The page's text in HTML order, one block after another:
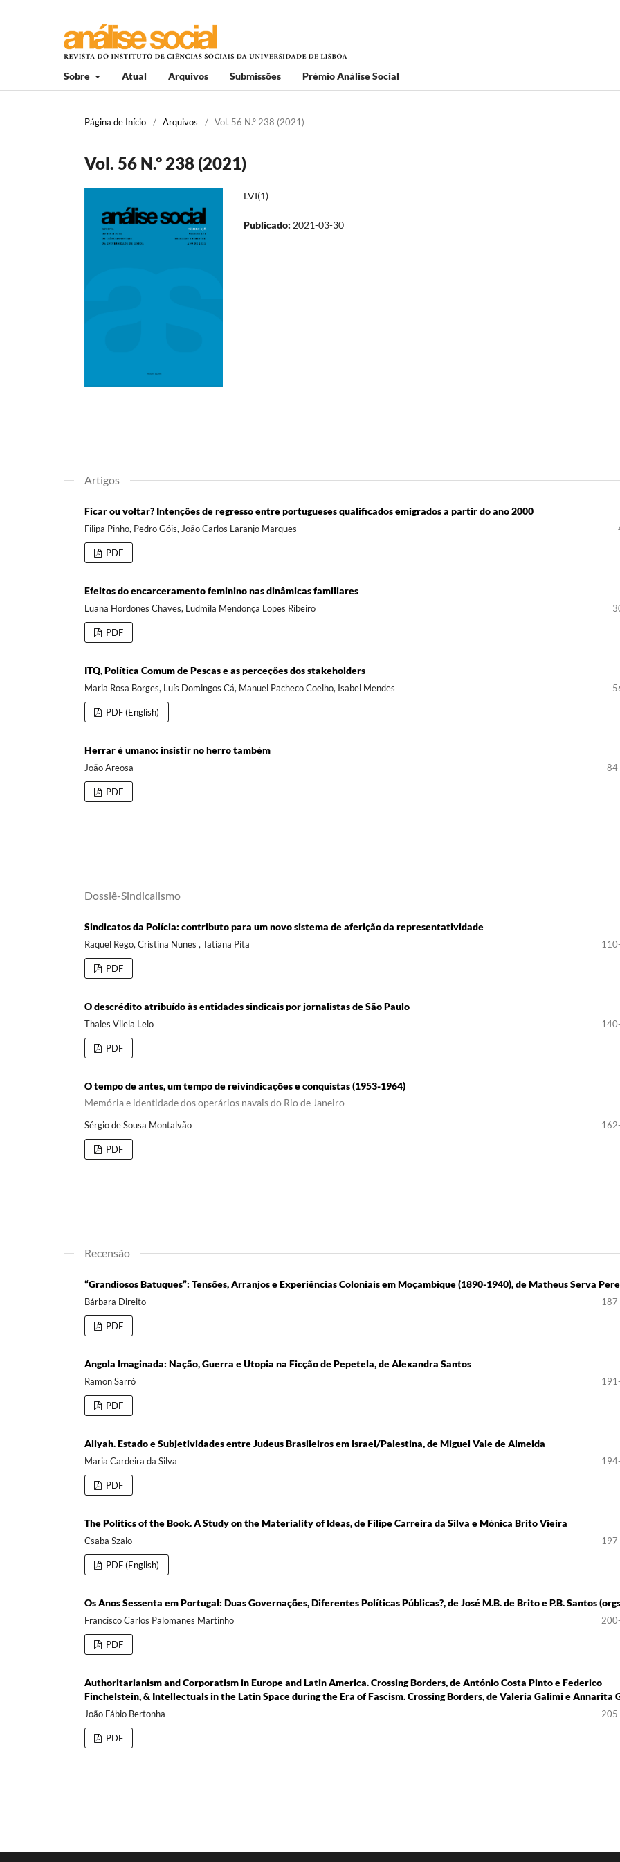
Sobre Atual Arquivos Submissões Prémio Análise Social
Página de Início / Arquivos / Vol. 56 N.º 238 (2021)
Vol. 56 N.º 238 (2021)
LVI(1)
Publicado: 2021-03-30
Artigos
Ficar ou voltar? Intenções de regresso entre portugueses qualificados emigrados a partir do ano 2000
Filipa Pinho, Pedro Góis, João Carlos Laranjo Marques
PDF
Efeitos do encarceramento feminino nas dinâmicas familiares
Luana Hordones Chaves, Ludmila Mendonça Lopes Ribeiro
PDF
ITQ, Política Comum de Pescas e as perceções dos stakeholders
Maria Rosa Borges, Luís Domingos Cá, Manuel Pacheco Coelho, Isabel Mendes
PDF (English)
Herrar é umano: insistir no herro também
João Areosa
PDF
Dossiê-Sindicalismo
Sindicatos da Polícia: contributo para um novo sistema de aferição da representatividade
Raquel Rego, Cristina Nunes , Tatiana Pita
PDF
O descrédito atribuído às entidades sindicais por jornalistas de São Paulo
Thales Vilela Lelo
PDF
O tempo de antes, um tempo de reivindicações e conquistas (1953-1964)
Memória e identidade dos operários navais do Rio de Janeiro
Sérgio de Sousa Montalvão
PDF
Recensão
“Grandiosos Batuques”: Tensões, Arranjos e Experiências Coloniais em Moçambique (1890-1940), de Matheus Serva
Bárbara Direito
PDF
Angola Imaginada: Nação, Guerra e Utopia na Ficção de Pepetela, de Alexandra Santos
Ramon Sarró
PDF
Aliyah. Estado e Subjetividades entre Judeus Brasileiros em Israel/Palestina, de Miguel Vale de Almeida
Maria Cardeira da Silva
PDF
The Politics of the Book. A Study on the Materiality of Ideas, de Filipe Carreira da Silva e Mónica Brito Vieira
Csaba Szalo
PDF (English)
Os Anos Sessenta em Portugal: Duas Governações, Diferentes Políticas Públicas?, de José M.B. de Brito e P.B. Santos
Francisco Carlos Palomanes Martinho
PDF
Authoritarianism and Corporatism in Europe and Latin America. Crossing Borders, de António Costa Pinto e Federico
Finchelstein, & Intellectuals in the Latin Space during the Era of Fascism. Crossing Borders, de Valeria Galimi e Annarita
João Fábio Bertonha
PDF